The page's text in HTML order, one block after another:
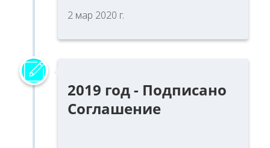
2 мар 2020 г.
2019 год - Подписано
Соглашение